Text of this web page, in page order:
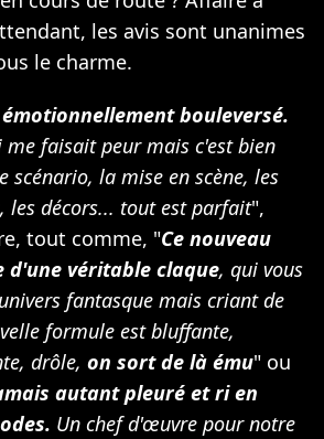
les avis sont unanimes
le charme.
bouleversé.
me faisait peur mais c'est bien
scénario, la mise en scène, les
les décors... tout est parfait",
tout comme, "Ce nouveau
véritable claque, qui vous
fantasque mais criant de
formule est bluffante,
drôle, on sort de là ému" ou
autant pleuré et ri en
Un chef d'œuvre pour notre